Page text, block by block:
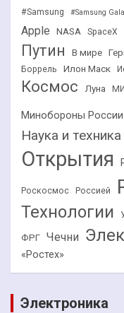
#Samsung #Samsung
Apple NASA SpaceX
Путин
В мире
Боррель
Илон Маск
Космос Луна
Минобороны России
Наука и техника
Открытия
Роскосмос Россией
Технологии
ФРГ Чечни
«Ростех»
Электроника